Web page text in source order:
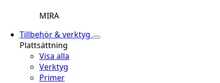
MIRA
Tillbehör & verktyg
Plattsättning
Visa alla
Verktyg
Primer